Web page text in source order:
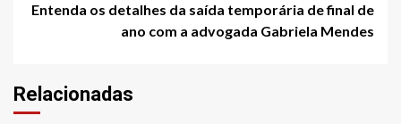
Entenda os detalhes da saída temporária de final de
ano com a advogada Gabriela Mendes
Relacionadas